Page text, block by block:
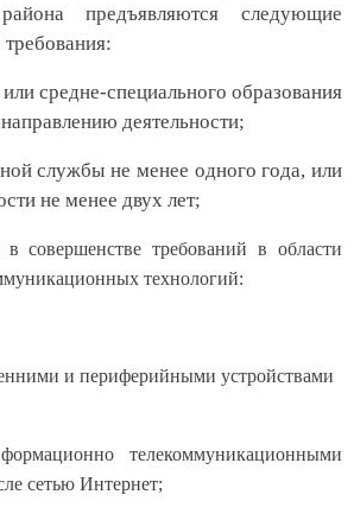
предъявляются следующие
средне-специального образования
деятельности;
службы не менее одного года, или
не менее двух лет;
совершенстве требований в области
технологий:
и периферийными устройствами
телекоммуникационными
сетью Интернет;